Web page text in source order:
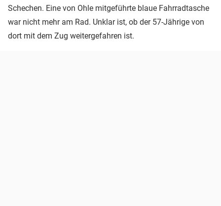
Schechen. Eine von Ohle mitgeführte blaue Fahrradtasche
war nicht mehr am Rad. Unklar ist, ob der 57-Jährige von
dort mit dem Zug weitergefahren ist.